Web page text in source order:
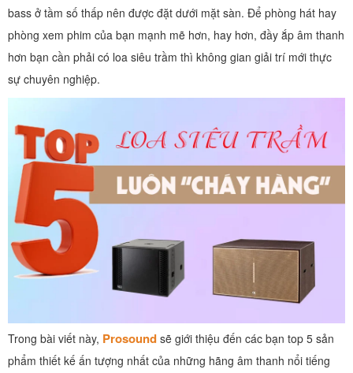
bass ở tầm số thấp nên được đặt dưới mặt sàn. Để phòng hát hay
phòng xem phim của bạn mạnh mẽ hơn, hay hơn, đầy ắp âm thanh
hơn bạn cần phải có loa siêu trầm thì không gian giải trí mới thực
sự chuyên nghiệp.
Trong bài viết này, Prosound sẽ giới thiệu đến các bạn top 5 sản
phẩm thiết kế ấn tượng nhất của những hãng âm thanh nổi tiếng